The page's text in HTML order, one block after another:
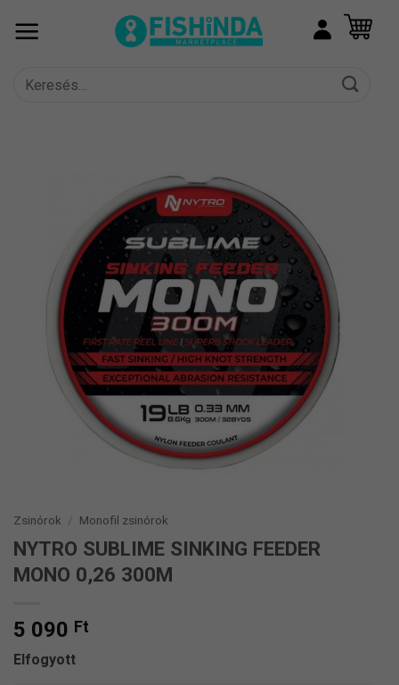
Keresés
Zsinórok / Monofil zsinórok
NYTRO SUBLIME SINKING FEEDER
MONO 0,26 300M
5 090 Ft
Elfogyott